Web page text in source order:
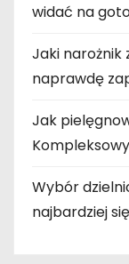
widać na
Jaki narożnik
naprawdę
Jak
Wybór
najbardziej